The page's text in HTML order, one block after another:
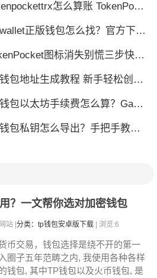
怎么算账 TokenPocket TRX钱包账单怎么算？查账全攻略
正版钱包怎么找？官方下载渠道全解析
图标消失别慌三步快速找回你的钱包
包地址生成教程 新手轻松创建钱包
包以太坊手续费怎么算？Gas 费省钱全攻略
私钥怎么导出？手把手教你安全备份助记词
？一文帮你选对加密钱包
站 | 分类：tp钱包安卓版下载 | 浏览:6
币交易，钱包选择是绕不开的第一
圈子五年范畴之内, 我使用各种各样
钱包, 其中TP钱包以及火币钱包, 是